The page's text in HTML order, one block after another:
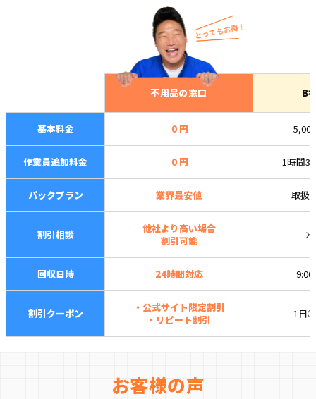
不用品の窓口 B
基本料金 ０円
作業員追加料金 ０円 1時間
パックプラン 業界最安値 取扱
割引相談
他社より高い場合
割引可能
×
回収日時 24時間対応 9:00
割引クーポン
・公式サイト限定割引
・リピート割引
1日
お客様の声